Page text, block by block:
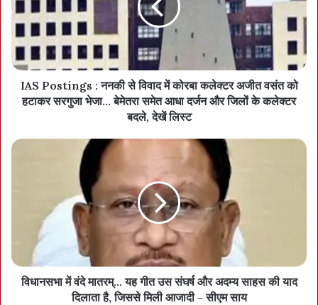
IAS Postings : ननकी से विवाद में कोरबा कलेक्टर अजीत वसंत को
हटाकर सरगुजा भेजा… बेमेतरा समेत आधा दर्जन और जिलों के कलेक्टर
बदले, देखें लिस्ट
विधानसभा में वंदे मातरम्... यह गीत उस संघर्ष और अदम्य साहस की याद
दिलाता है, जिससे मिली आजादी - सीएम साय